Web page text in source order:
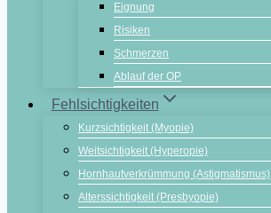
Eignung
Risiken
Schmerzen
Ablauf der OP
Fehlsichtigkeiten
Kurzsichtigkeit (Myopie)
Weitsichtigkeit (Hyperopie)
Hornhautverkrümmung (Astigmatismus)
Alterssichtigkeit (Presbyopie)